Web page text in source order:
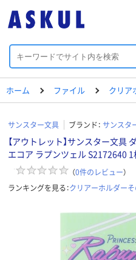
ホーム ファイル クリア
サンスター文具 ブランド： サンスタ
【アウトレット】サンスター文具
エコア ラプンツェル S2172640 1
（0件のレビュー）
ランキングを見る：クリアーホルダー